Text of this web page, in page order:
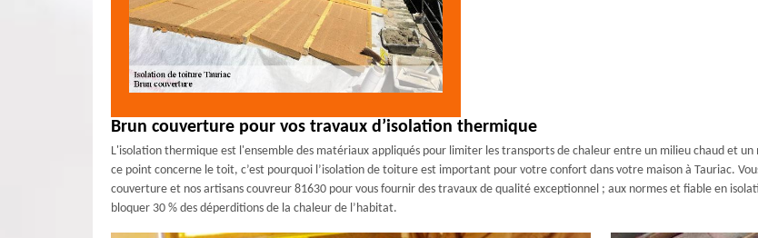
Brun couverture pour vos travaux d’isolation thermique
L'isolation thermique est l'ensemble des matériaux appliqués pour limiter les transports de chaleur entre un milieu chaud et
ce point concerne le toit, c’est pourquoi l’isolation de toiture est important pour votre confort dans votre maison à Tauriac.
couverture et nos artisans couvreur 81630 pour vous fournir des travaux de qualité exceptionnel ; aux normes et fiable en
bloquer 30 % des déperditions de la chaleur de l’habitat.